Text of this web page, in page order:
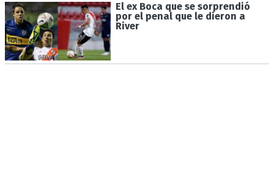
El ex Boca que se sorprendió
por el penal que le dieron a
River